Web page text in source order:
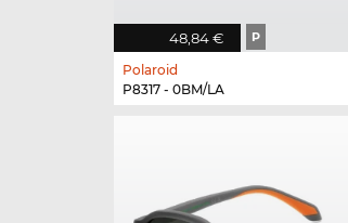
48,84 € P
Polaroid
P8317 - 0BM/LA